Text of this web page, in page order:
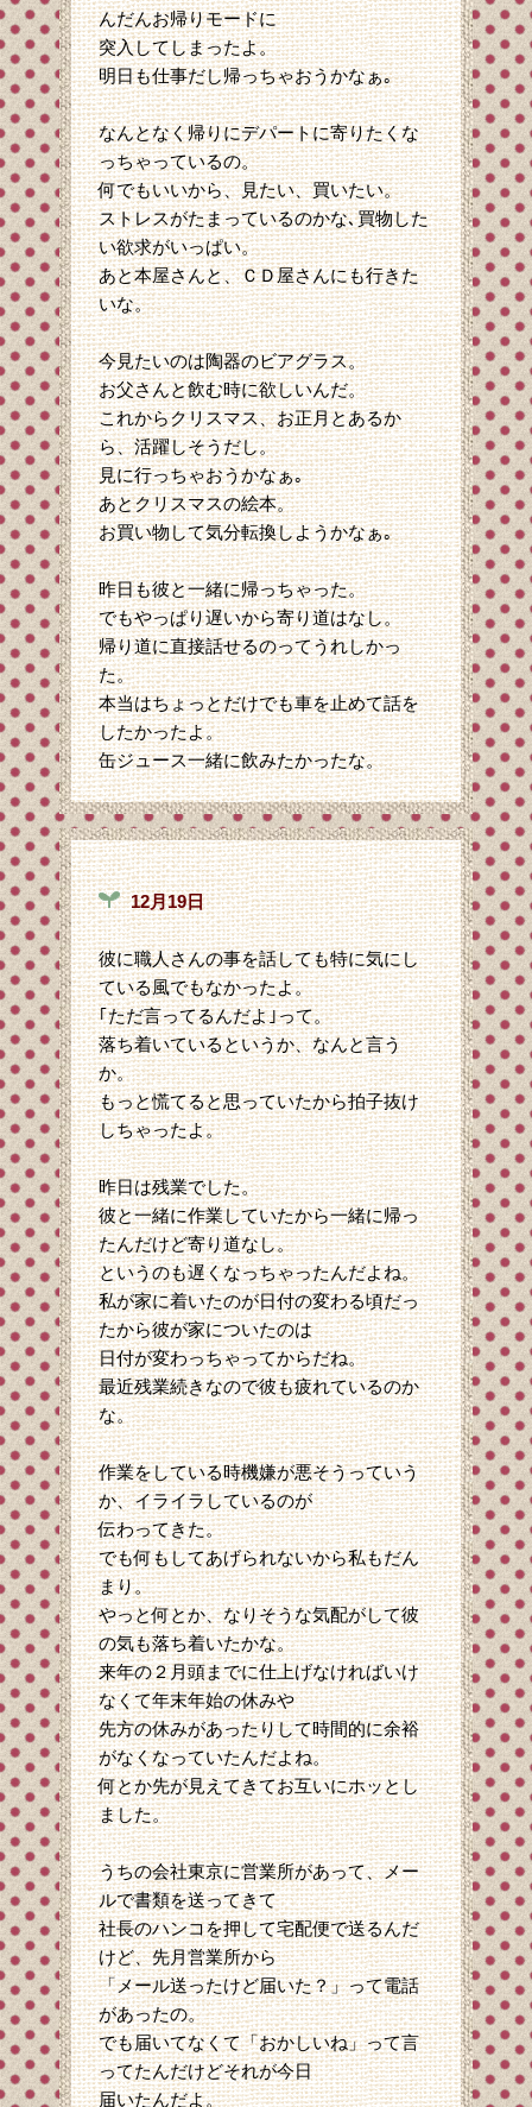
んだんお帰りモードに
突入してしまったよ。
明日も仕事だし帰っちゃおうかなぁ｡
なんとなく帰りにデパートに寄りたくな
っちゃっているの。
何でもいいから、見たい、買いたい。
ストレスがたまっているのかな､買物した
い欲求がいっぱい。
あと本屋さんと、ＣＤ屋さんにも行きた
いな。
今見たいのは陶器のビアグラス。
お父さんと飲む時に欲しいんだ。
これからクリスマス、お正月とあるか
ら、活躍しそうだし。
見に行っちゃおうかなぁ｡
あとクリスマスの絵本。
お買い物して気分転換しようかなぁ｡
昨日も彼と一緒に帰っちゃった。
でもやっぱり遅いから寄り道はなし。
帰り道に直接話せるのってうれしかっ
た。
本当はちょっとだけでも車を止めて話を
したかったよ。
缶ジュース一緒に飲みたかったな。
12月19日
彼に職人さんの事を話しても特に気にし
ている風でもなかったよ。
｢ただ言ってるんだよ｣って。
落ち着いているというか、なんと言う
か。
もっと慌てると思っていたから拍子抜け
しちゃったよ。
昨日は残業でした。
彼と一緒に作業していたから一緒に帰っ
たんだけど寄り道なし。
というのも遅くなっちゃったんだよね。
私が家に着いたのが日付の変わる頃だっ
たから彼が家についたのは
日付が変わっちゃってからだね。
最近残業続きなので彼も疲れているのか
な。
作業をしている時機嫌が悪そうっていう
か、イライラしているのが
伝わってきた。
でも何もしてあげられないから私もだん
まり。
やっと何とか、なりそうな気配がして彼
の気も落ち着いたかな。
来年の２月頭までに仕上げなければいけ
なくて年末年始の休みや
先方の休みがあったりして時間的に余裕
がなくなっていたんだよね。
何とか先が見えてきてお互いにホッとし
ました。
うちの会社東京に営業所があって、メー
ルで書類を送ってきて
社長のハンコを押して宅配便で送るんだ
けど、先月営業所から
「メール送ったけど届いた？」って電話
があったの。
でも届いてなくて「おかしいね」って言
ってたんだけどそれが今日
届いたんだよ。